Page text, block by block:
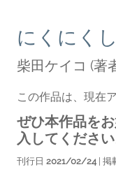
にくにく
柴田ケイコ (著
この作品は、現在
ぜひ本作品を
入してください
刊行日 2021/02/24 | 掲